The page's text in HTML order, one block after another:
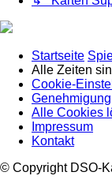
Startseite
Alle Zeiten
Cookie-
Genehmigung
Alle Cookies
Impressum
Kontakt
© Copyright DSO-